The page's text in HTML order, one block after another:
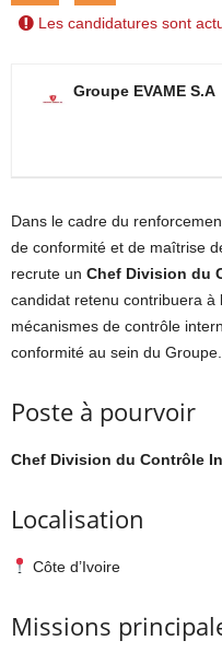
Les candidatures sont
Groupe EVAME S.A
Dans le cadre du
de conformité et de maîtrise
recrute un Chef Division du
candidat retenu contribuera à
mécanismes de contrôle
conformité au sein du Groupe.
Poste à pourvoir
Chef Division du Contrôle
Localisation
Côte d’Ivoire
Missions